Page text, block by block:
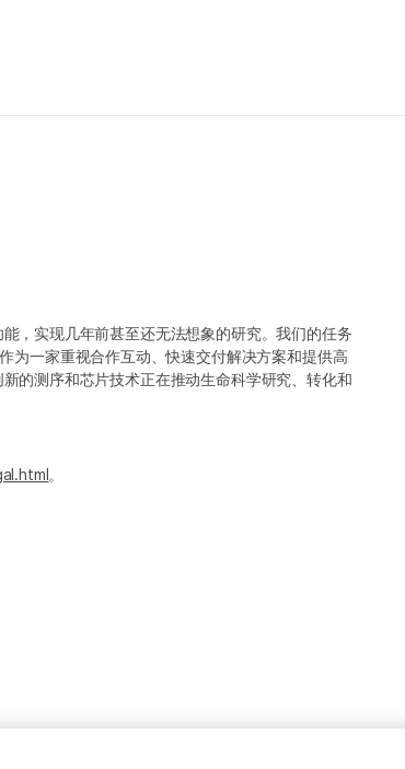
，实现几年前甚至还无法想象的研究。我们的任务
为一家重视合作互动、快速交付解决方案和提供高
的测序和芯片技术正在推动生命科学研究、转化和
。